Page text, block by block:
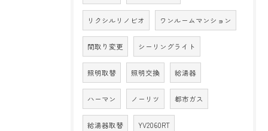
リクシルリノビオ ワンルームマンション
間取り変更 シーリングライト
照明取替 照明交換 給湯器
ハーマン ノーリツ 都市ガス
給湯器取替 YV2060RT